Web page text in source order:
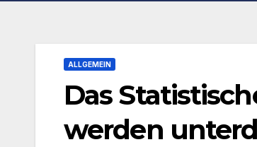
ALLGEMEIN
Das
werden